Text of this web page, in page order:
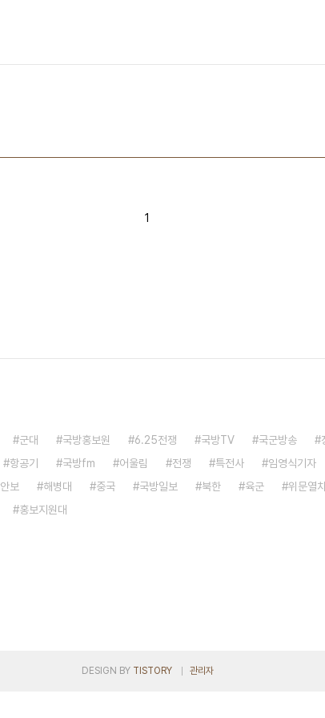
1
군대 국방홍보원 6.25전쟁 국방TV 국군방송
항공기 국방fm 어울림 전쟁 특전사 임영식기자
안보 해병대 중국 국방일보 북한 육군 위문열
홍보지원대
DESIGN BY TISTORY 관리자